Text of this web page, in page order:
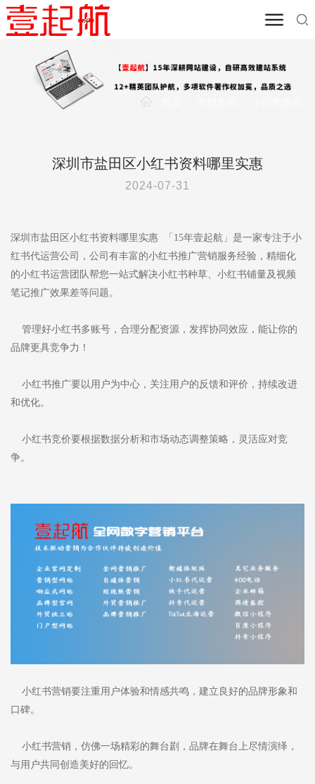
深圳市盐田区小红书资料哪里实惠
2024-07-31
深圳市盐田区小红书资料哪里实惠 「15年壹起航」是一家专注于小
红书代运营公司，公司有丰富的小红书推广营销服务经验，精细化
的小红书运营团队帮您一站式解决小红书种草、小红书铺量及视频
笔记推广效果差等问题。
管理好小红书多账号，合理分配资源，发挥协同效应，能让你的
品牌更具竞争力！
小红书推广要以用户为中心，关注用户的反馈和评价，持续改进
和优化。
小红书竞价要根据数据分析和市场动态调整策略，灵活应对竞
争。
小红书营销要注重用户体验和情感共鸣，建立良好的品牌形象和
口碑。
小红书营销，仿佛一场精彩的舞台剧，品牌在舞台上尽情演绎，
与用户共同创造美好的回忆。